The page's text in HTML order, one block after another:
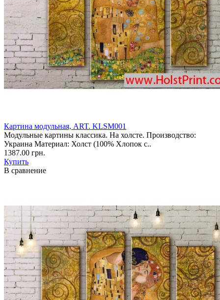
Картина модульная, ART. KLSM001
Модульные картины классика. На холсте. Производство:
Украина Материал: Холст (100% Хлопок с..
1387.00 грн.
Купить
В сравнение